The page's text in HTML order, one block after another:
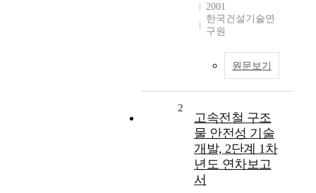
2001
한국건설기술연
구원
원문보기
2
고속전철 구조
물 안전성 기술
개발, 2단계 1차
년도 연차보고
서